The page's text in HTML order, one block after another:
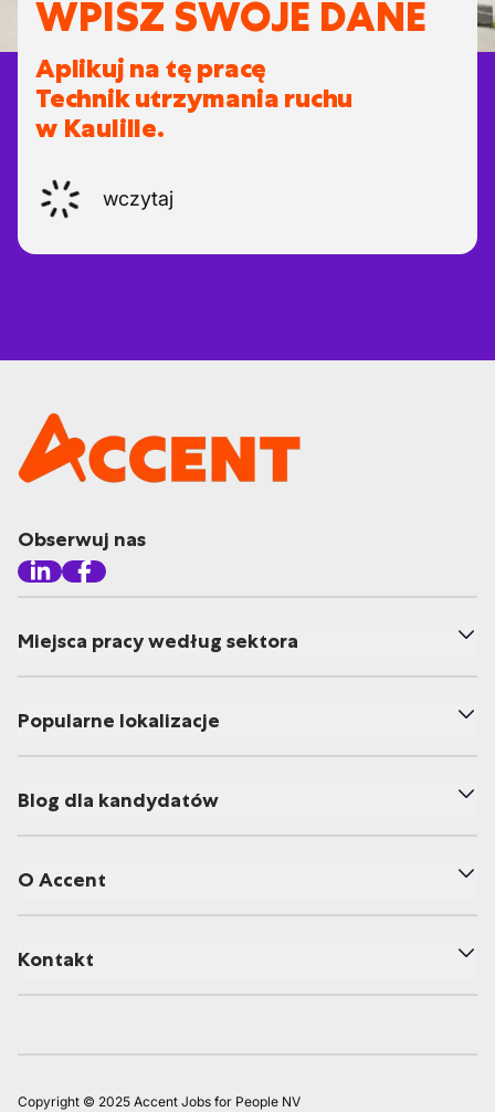
WPISZ SWOJE DANE
Aplikuj na tę pracę
Technik utrzymania ruchu
w Kaulille.
wczytaj
Obserwuj nas
Miejsca pracy według sektora
Popularne lokalizacje
Blog dla kandydatów
O Accent
Kontakt
Copyright © 2025 Accent Jobs for People NV